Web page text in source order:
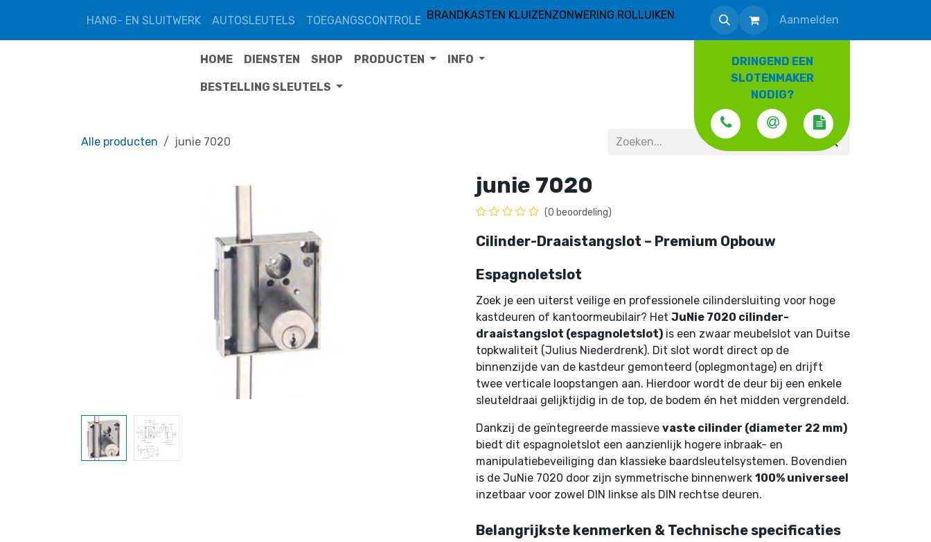
HANG- EN SLUITWERK
AUTOSLEUTELS TOEGANGSCONTROLE BRANDKASTEN KLUIZENZONWERING ROLLUIKEN Aanmelden
DRINGEND EEN
SLOTENMAKER
NODIG?
HOME DIENSTEN SHOP PRODUCTEN INFO
BESTELLING SLEUTELS
Alle producten junie 7020
junie 7020
(0 beoordeling)
Cilinder-Draaistangslot – Premium Opbouw
Espagnoletslot
Zoek je een uiterst veilige en professionele cilindersluiting voor hoge
kastdeuren of kantoormeubilair? Het JuNie 7020 cilinder-
draaistangslot (espagnoletslot) is een zwaar meubelslot van Duitse
topkwaliteit (Julius Niederdrenk). Dit slot wordt direct op de
binnenzijde van de kastdeur gemonteerd (oplegmontage) en drijft
twee verticale loopstangen aan. Hierdoor wordt de deur bij een enkele
sleuteldraai gelijktijdig in de top, de bodem én het midden vergrendeld.
Dankzij de geïntegreerde massieve vaste cilinder (diameter 22 mm)
biedt dit espagnoletslot een aanzienlijk hogere inbraak- en
manipulatiebeveiliging dan klassieke baardsleutelsystemen. Bovendien
is de JuNie 7020 door zijn symmetrische binnenwerk 100% universeel
inzetbaar voor zowel DIN linkse als DIN rechtse deuren.
Belangrijkste kenmerken & Technische specificaties